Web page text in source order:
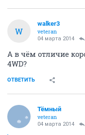
W
walker3
veteran
04 марта 2014
А в чём отличие
4WD?
ОТВЕТИТЬ
Тёмный
veteran
04 марта 2014